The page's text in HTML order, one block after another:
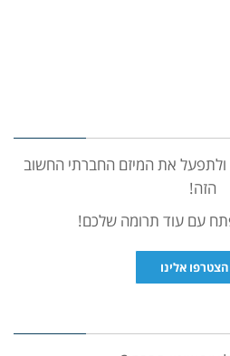
ולתפעל את המיזם החברתי החשוב
הזה!
עם עוד תרומה שלכם!
הצטרפו אלינו